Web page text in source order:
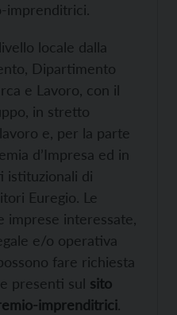
imprenditrici.
locale dalla
Dipartimento
e Lavoro, con il
in stretto
e, per la parte
d’Impresa ed in
istituzionali di
Euregio. Le
interessate,
e/o operativa
fare richiesta
presenti sul sito
imprenditrici.